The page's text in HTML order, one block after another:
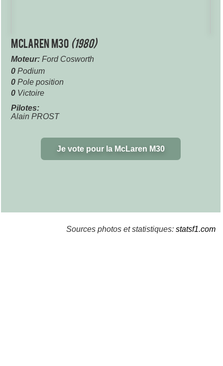
McLaren M30 (1980)
Moteur: Ford Cosworth
0 Podium
0 Pole position
0 Victoire
Pilotes:
Alain PROST
Je vote pour la McLaren M30
Sources photos et statistiques: statsf1.com